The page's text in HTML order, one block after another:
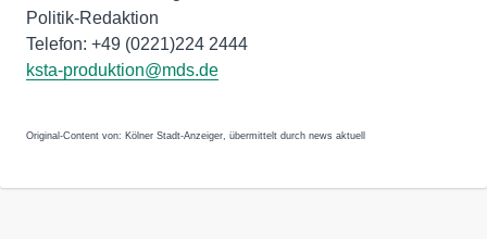
Politik-Redaktion
Telefon: +49 (0221)224 2444
ksta-produktion@mds.de
Original-Content von: Kölner Stadt-Anzeiger, übermittelt durch news aktuell